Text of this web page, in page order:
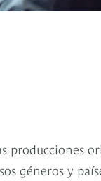
producciones
géneros y